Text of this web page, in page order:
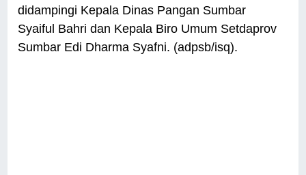
didampingi Kepala Dinas Pangan Sumbar
Syaiful Bahri dan Kepala Biro Umum Setdaprov
Sumbar Edi Dharma Syafni. (adpsb/isq).